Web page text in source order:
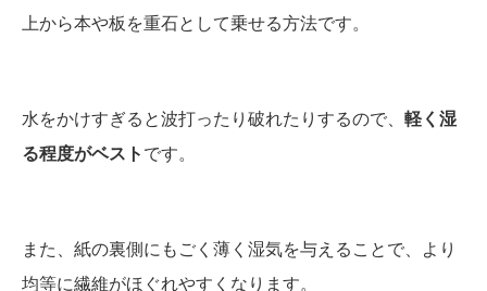
上から本や板を重石として乗せる方法です。
水をかけすぎると波打ったり破れたりするので、 軽く湿
る程度がベスト です。
また、紙の裏側にもごく薄く湿気を与えることで、より
均等に繊維がほぐれやすくなります。